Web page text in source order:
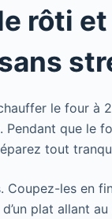
rôti
le four à
Pendant que le
tout
Coupez-les en
plat allant